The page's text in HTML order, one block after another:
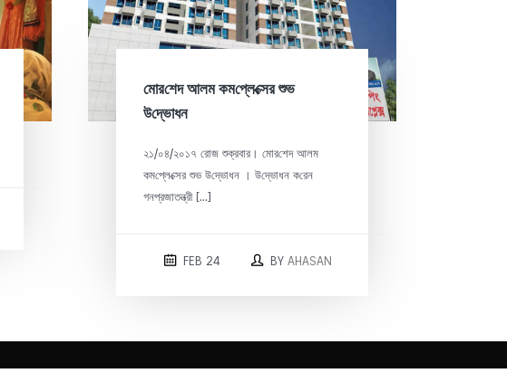
‌মোর‌শেদ আলম কম‌প্লে‌ক্সের শুভ
উ‌দ্ভোধন
২১/০৪/২০১৭ রোজ শুক্রবার। ‌মোর‌শেদ আলম
কম‌প্লে‌ক্সের শুভ উ‌দ্ভোধন । উ‌দ্ভোধন ক‌রেন
গনপ্রজাতন্ত্রী […]
FEB 24 BY AHASAN